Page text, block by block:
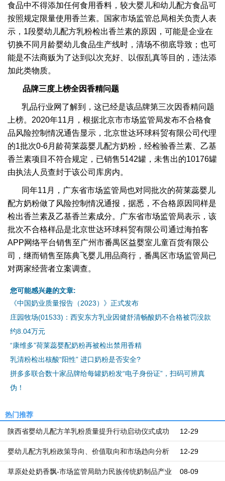
食品中不得添加任何食用香料，较大婴儿和幼儿配方食品可
按照规定限量使用香兰素。国家市场监管总局相关负责人表
示，1段婴幼儿配方乳粉检出香兰素的原因，可能是企业在
切换不同月龄婴幼儿食品生产线时，清场不彻底导致；也可
能是不法商贩为了达到以次充好、以假乱真等目的，违法添
加此类物质。
品牌三度上榜全因香精问题
乳品行业网了解到，这已经是该品牌第三次因香精问题
上榜。2020年11月，根据北京市市场监管局发布不合格食
品风险控制情况通告显示，北京世达环球科贸有限公司代理
的1批次0-6月龄荷莱蕊婴儿配方奶粉，经检验香兰素、乙基
香兰素项目不符合规定，已销售5142罐，未售出的10176罐
由执法人员查封于该公司库房内。
同年11月，广东省市场监管局也对同批次的荷莱蕊婴儿
配方奶粉做了风险控制情况通报，据悉，不合格原因同样是
检出香兰素及乙基香兰素成分。广东省市场监管局表示，该
批次不合格样品是北京世达环球科贸有限公司通过海拍客
APP网络平台销售至广州市番禺区益婴室儿童百货有限公
司，继而销售至陈典飞婴儿用品商行，番禺区市场监管局已
对两家经营者立案调查。
您可能感兴趣的文章:
《中国奶业质量报告（2023）》正式发布
庄园牧场(01533)：西安东方乳业因健舒清畅酸奶不合格被罚没款
约8.04万元
“康维多”荷莱蕊婴配奶粉再被检出禁用香精
乳清粉检出核酸“阳性” 进口奶粉是否安全?
拼多多联合数十家品牌给每罐奶粉发“电子身份证”，扫码可辨真
伪！
热门推荐
12-29
陕西省婴幼儿配方羊乳粉质量提升行动启动仪式成功
举办 12-29
婴幼儿配方乳粉政策导向、价值取向和市场趋向分析
08-09
草原处处奶香飘-市场监管局助力民族传统奶制品产业